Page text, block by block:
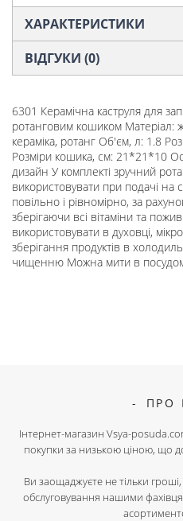
ХАРАКТЕРИСТИКИ
ВІДГУКИ (0)
6301 Керамічна каструля для
ротанговим кошиком Матеріал:
кераміка, ротанг Об'єм, л: 1.8
Розміри кошика, см: 21*21*10
дизайн У комплекті зручний
використовувати при подачі на
повільно і рівномірно, за
зберігаючи всі вітаміни та
використовувати в духовці,
зберігання продуктів в
чищенню Можна мити в
ПРО
Інтернет-магазин Vsya-
покупки за низькою ціною, що
Ви заощаджуєте не тільки
обслуговування нашими